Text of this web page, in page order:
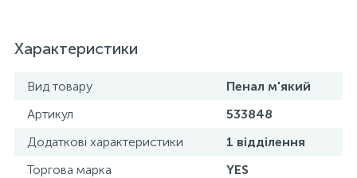
Характеристики
Вид товару
Пенал м'який
Артикул
533848
Додаткові характеристики
1 відділення
Торгова марка
YES